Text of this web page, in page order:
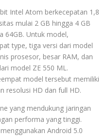
Intel Atom berkecepatan 1,8
mulai 2 GB hingga 4 GB
64GB. Untuk model,
type, tiga versi dari model
prosesor, besar RAM, dan
model ZE 550 ML.
model tersebut memiliki
resolusi HD dan full HD.
yang mendukung jaringan
performa yang tinggi.
Android 5.0